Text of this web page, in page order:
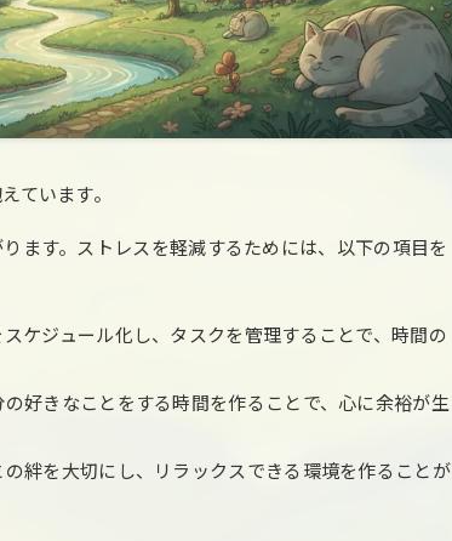
ています。
ます。ストレスを軽減するためには、以下の項目を
ケジュール化し、タスクを管理することで、時間の
の好きなことをする時間を作ることで、心に余裕が生
の絆を大切にし、リラックスできる環境を作ることが